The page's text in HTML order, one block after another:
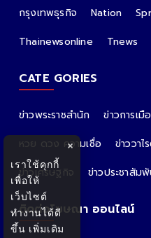
กรุงเทพธุรกิจ
Nation
Thainewsonline
Tnews
CATE GORIES
ข่าวพระราชสำนัก ข่าวการเมื
หวย ดวง ความเชื่อ
ข่าววาไ
ข่าวเศรษฐกิจ
ข่าวประชาสัม
ติดต่อโฆษณา ออนไลน์
×
เราใช้คุกกี้
เพื่อให้
เว็บไซต์
ทำงานได้ดี
ขึ้น เพิ่มเติม